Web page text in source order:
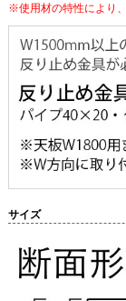
※使用材の特性により
サイズ